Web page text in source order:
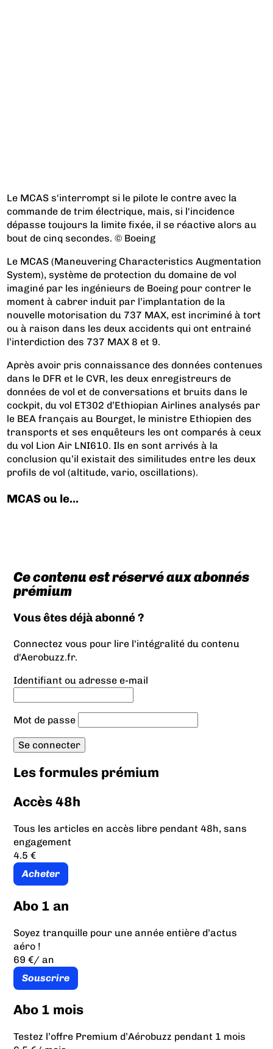
Le MCAS s'interrompt si le pilote le contre avec la
commande de trim électrique, mais, si l'incidence
dépasse toujours la limite fixée, il se réactive alors au
bout de cinq secondes. © Boeing
Le MCAS (Maneuvering Characteristics Augmentation
System), système de protection du domaine de vol
imaginé par les ingénieurs de Boeing pour contrer le
moment à cabrer induit par l’implantation de la
nouvelle motorisation du 737 MAX, est incriminé à tort
ou à raison dans les deux accidents qui ont entrainé
l’interdiction des 737 MAX 8 et 9.
Après avoir pris connaissance des données contenues
dans le DFR et le CVR, les deux enregistreurs de
données de vol et de conversations et bruits dans le
cockpit, du vol ET302 d’Ethiopian Airlines analysés par
le BEA français au Bourget, le ministre Ethiopien des
transports et ses enquêteurs les ont comparés à ceux
du vol Lion Air LNI610. Ils en sont arrivés à la
conclusion qu’il existait des similitudes entre les deux
profils de vol (altitude, vario, oscillations).
MCAS ou le...
Ce contenu est réservé aux abonnés
prémium
Vous êtes déjà abonné ?
Connectez vous pour lire l'intégralité du contenu
d'Aerobuzz.fr.
Identifiant ou adresse e-mail
Mot de passe
Les formules prémium
Accès 48h
Tous les articles en accès libre pendant 48h, sans
engagement
4.5 €
Acheter
Abo 1 an
Soyez tranquille pour une année entière d’actus
aéro !
69 €/ an
Souscrire
Abo 1 mois
Testez l’offre Premium d’Aérobuzz pendant 1 mois